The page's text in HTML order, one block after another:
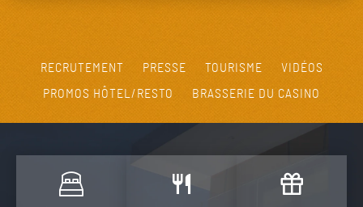
RECRUTEMENT PRESSE TOURISME
VIDÉOS
PROMOS HÔTEL/RESTO
BRASSERIE DU CASINO